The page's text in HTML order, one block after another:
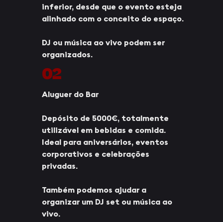
02
inferior, desde que o evento esteja
alinhado com o conceito do espaço.
DJ ou música ao vivo podem ser
organizados.
Aluguer do Bar
Depósito de 5000€, totalmente
utilizável em bebidas e comida.
Ideal para aniversários, eventos
corporativos e celebrações
privadas.
Também podemos ajudar a
organizar um DJ set ou música ao
vivo.